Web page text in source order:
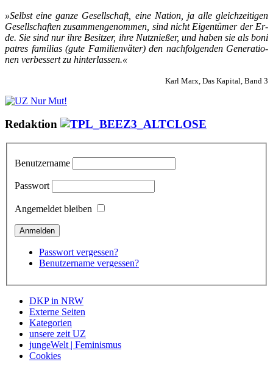
»Selbst ei­ne gan­ze Ge­sell­schaft, ei­ne Na­ti­on, ja al­le gleich­zei­ti­gen
Ge­sell­schaf­ten zu­sam­men­ge­nom­men, sind nicht Ei­gen­tü­mer der Er­
de. Sie sind nur ih­re Be­sit­zer, ih­re Nutz­nie­ßer, und ha­ben sie als bo­ni
pa­tres fa­mi­li­as (gu­te Fa­mi­li­en­vä­ter) den nach­fol­gen­den Ge­ne­ra­tio­
nen ver­bes­sert zu hin­ter­las­sen.«
Karl Marx, Das Kapital, Band 3
Redaktion
Benutzername
Passwort
Angemeldet bleiben
Passwort vergessen?
Benutzername vergessen?
DKP in NRW
Externe Seiten
Kategorien
unsere zeit UZ
jungeWelt | Feminismus
Cookies